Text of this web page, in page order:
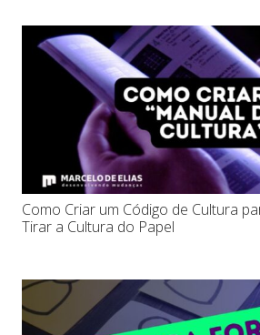
Como Criar um Código de Cultura
Tirar a Cultura do Papel